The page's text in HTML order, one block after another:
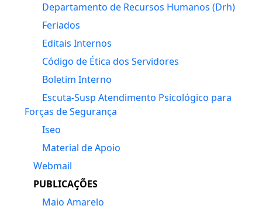
Departamento de Recursos Humanos (Drh)
Feriados
Editais Internos
Código de Ética dos Servidores
Boletim Interno
Escuta-Susp Atendimento Psicológico para
Forças de Segurança
Iseo
Material de Apoio
Webmail
PUBLICAÇÕES
Maio Amarelo